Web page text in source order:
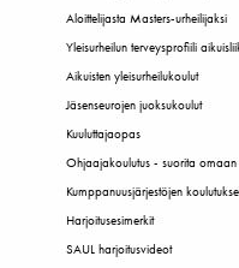
Aloittelijasta Masters-urheilijaksi
Yleisurheilun terveysprofiili
Aikuisten yleisurheilukoulut
Jäsenseurojen juoksukoulut
Kuuluttajaopas
Ohjaajakoulutus - suorita omaan
Kumppanuusjärjestöjen
Harjoitusesimerkit
SAUL harjoitusvideot